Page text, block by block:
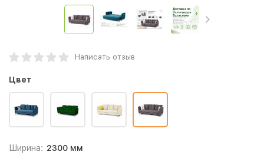
Написать отзыв
Цвет
Ширина: 2300 мм